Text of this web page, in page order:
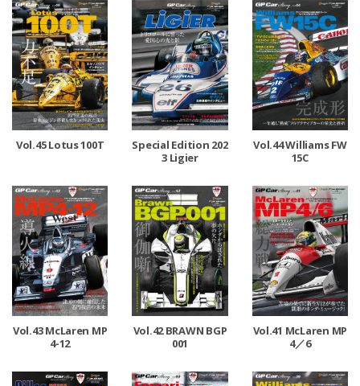
Vol.45 Lotus 100T
Special Edition 202
3 Ligier
Vol.44 Williams FW
15C
Vol.43 McLaren MP
4-12
Vol.42 BRAWN BGP
001
Vol.41 McLaren MP
4／6